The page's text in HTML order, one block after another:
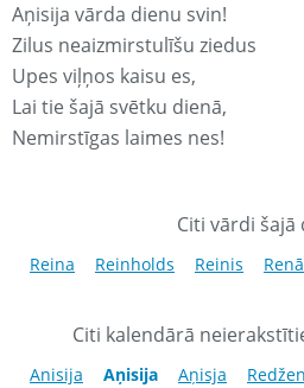
Aņisija vārda dienu svin!
Zilus neaizmirstulīšu ziedus
Upes viļņos kaisu es,
Lai tie šajā svētku dienā,
Nemirstīgas laimes nes!
Citi vārdi šajā
Reina Reinholds Reinis
Citi kalendārā
Anisija Aņisija Aņisja